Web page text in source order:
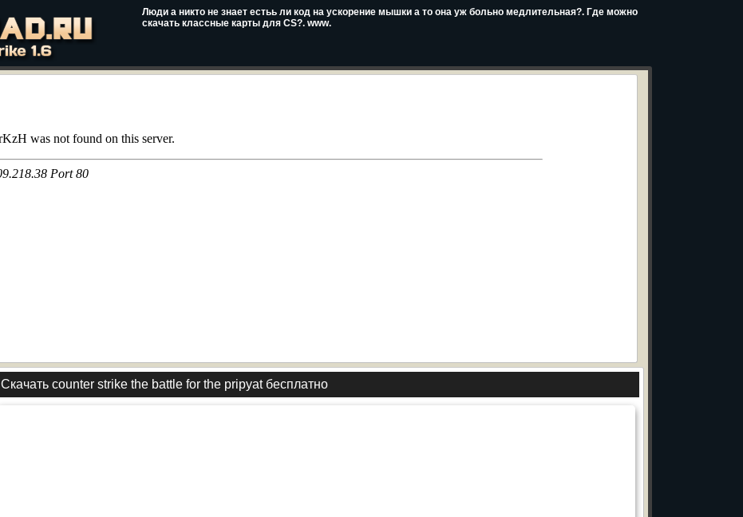
Люди а никто не знает естьь ли код на ускорение мышки а то она уж больно медлительная?. Где можно
скачать классные карты для CS?. www.
Скачать counter strike the battle for the pripyat бесплатно